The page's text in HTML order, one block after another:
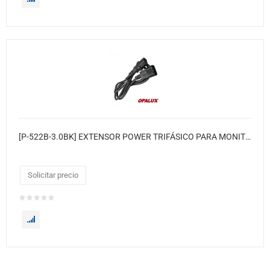
[P-522B-3.0BK] EXTENSOR POWER TRIFÁSICO PARA MONITOR A CPU 16 AWG 3.00MT NEGRO
Solicitar precio